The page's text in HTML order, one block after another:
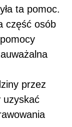
ta pomoc.
część osób
przez
uzyskać